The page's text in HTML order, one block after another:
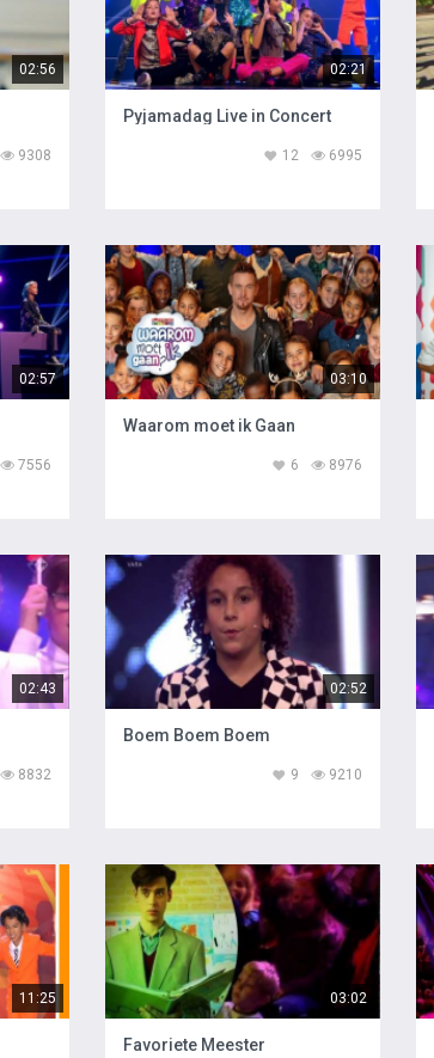
02:56
9308
02:21
Pyjamadag Live in Concert
6995
12
02:57
7556
03:10
Waarom moet ik Gaan
8976
6
02:43
8832
02:52
Boem Boem Boem
9210
9
11:25 03:02
Favoriete Meester